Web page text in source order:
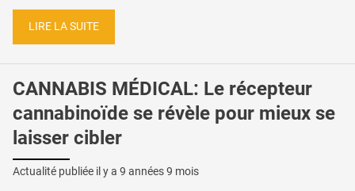
LIRE LA SUITE
CANNABIS MÉDICAL: Le récepteur
cannabinoïde se révèle pour mieux se
laisser cibler
Actualité publiée il y a 9 années 9 mois